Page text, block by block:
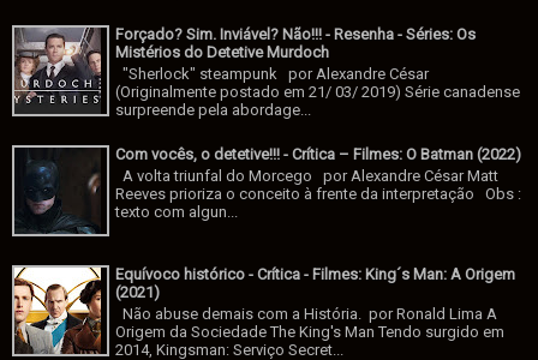
Forçado? Sim. Inviável? Não!!! - Resenha - Séries: Os
Mistérios do Detetive Murdoch
"Sherlock" steampunk por Alexandre César
(Originalmente postado em 21/ 03/ 2019) Série canadense
surpreende pela abordage...
Com vocês, o detetive!!! - Crítica – Filmes: O Batman (2022)
A volta triunfal do Morcego por Alexandre César Matt
Reeves prioriza o conceito à frente da interpretação Obs :
texto com algun...
Equívoco histórico - Crítica - Filmes: King´s Man: A Origem
(2021)
Não abuse demais com a História. por Ronald Lima A
Origem da Sociedade The King's Man Tendo surgido em
2014, Kingsman: Serviço Secret...